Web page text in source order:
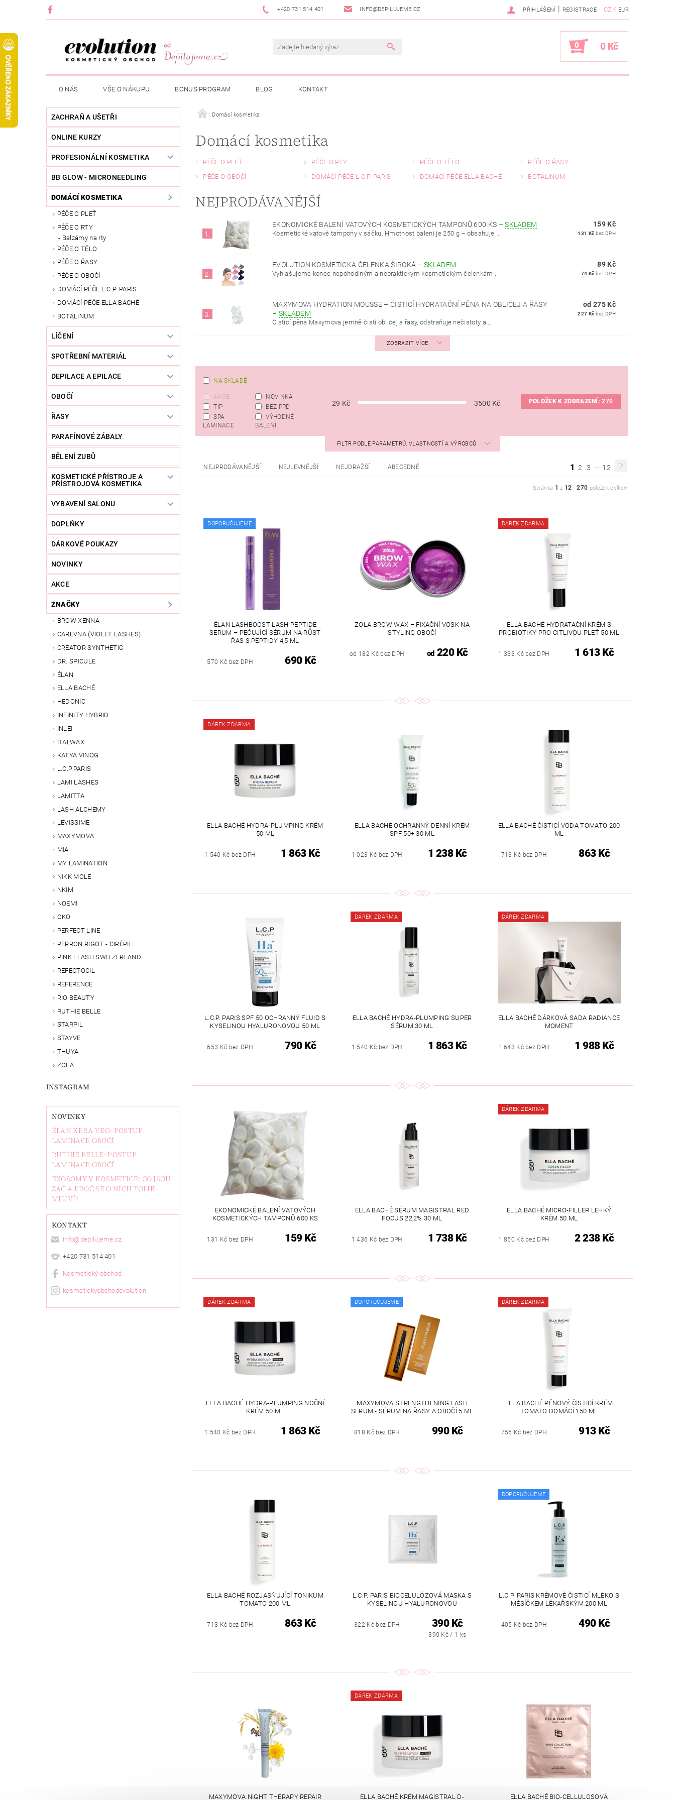
+420 731 514 401 INFO@DEPILUJEME.CZ CZK EUR
PŘIHLÁŠENÍ | REGISTRACE
0 0 Kč
O NÁS VŠE O NÁKUPU BONUS PROGRAM BLOG KONTAKT
ZACHRAŇ A UŠETŘI
ONLINE KURZY
PROFESIONÁLNÍ KOSMETIKA
BB GLOW - MICRONEEDLING
DOMÁCÍ KOSMETIKA
PÉČE O PLEŤ
PÉČE O RTY
Balzámy na rty
PÉČE O TĚLO
PÉČE O ŘASY
PÉČE O OBOČÍ
DOMÁCÍ PÉČE L.C.P. PARIS
DOMÁCÍ PÉČE ELLA BACHÉ
BOTALINUM
LÍČENÍ
SPOTŘEBNÍ MATERIÁL
DEPILACE A EPILACE
OBOČÍ
ŘASY
PARAFÍNOVÉ ZÁBALY
BĚLENÍ ZUBŮ
KOSMETICKÉ PŘÍSTROJE A
PŘÍSTROJOVÁ KOSMETIKA
VYBAVENÍ SALONU
DOPLŇKY
DÁRKOVÉ POUKAZY
NOVINKY
AKCE
ZNAČKY
BROW XENNA
CAREVNA (VIOLET LASHES)
CREATOR SYNTHETIC
DR. SPICULE
ÉLAN
ELLA BACHÉ
HEDONIC
INFINITY HYBRID
INLEI
ITALWAX
KATYA VINOG
L.C.P.PARIS
LAMI LASHES
LAMITTA
LASH ALCHEMY
LEVISSIME
MAXYMOVA
MIA
MY LAMINATION
NIKK MOLE
NKIM
NOEMI
OKO
PERFECT LINE
PERRON RIGOT - CIRÉPIL
PINK FLASH SWITZERLAND
REFECTOCIL
REFERENCE
RIO BEAUTY
RUTHIE BELLE
STARPIL
STAYVE
THUYA
ZOLA
INSTAGRAM
NOVINKY
ÉLAN KERA VEG: POSTUP
LAMINACE OBOČÍ
RUTHIE BELLE: POSTUP
LAMINACE OBOČÍ
EXOSOMY V KOSMETICE: CO JSOU
ZAČ A PROČ SE O NICH TOLIK
MLUVÍ?
KONTAKT
info@depilujeme.cz
+420 731 514 401
Kosmetický obchod
kosmetickyobchodevolution
Domácí kosmetika
Domácí kosmetika
PÉČE O PLEŤ PÉČE O RTY PÉČE O TĚLO
PÉČE O ŘASY
PÉČE O OBOČÍ
DOMÁCÍ PÉČE L.C.P. PARIS DOMÁCÍ PÉČE ELLA BACHÉ BOTALINUM
NEJPRODÁVANĚJŠÍ
1.
EKONOMICKÉ BALENÍ VATOVÝCH KOSMETICKÝCH TAMPONŮ 600 KS –SKLADEM
Kosmetické vatové tampony v sáčku. Hmotnost balení je 250 g – obsahuje...
159 Kč
131 Kč bez DPH
2.
EVOLUTION KOSMETICKÁ ČELENKA ŠIROKÁ –SKLADEM
Vyhlašujeme konec nepohodlným a nepraktickým kosmetickým čelenkám!...
89 Kč
74 Kč bez DPH
3.
MAXYMOVA HYDRATION MOUSSE – ČISTICÍ HYDRATAČNÍ PĚNA NA OBLIČEJ A ŘASY
– SKLADEM
Čisticí pěna Maxymova jemně čistí obličej a řasy, odstraňuje nečistoty a...
od 275 Kč
227 Kč bez DPH
ZOBRAZIT VÍCE
NA SKLADĚ
AKCE
NOVINKA
TIP
BEZ PPD
SPA
LAMINACE
VÝHODNÉ
BALENÍ
29 Kč 3500 Kč POLOŽEK K ZOBRAZENÍ:270
FILTR PODLE PARAMETRŮ, VLASTNOSTÍ A VÝROBCŮ
NEJPRODÁVANĚJŠÍ NEJLEVNĚJŠÍ NEJDRAŽŠÍ ABECEDNĚ 1 2 3 ... 12
Stránka 1 z 12 -270 položek celkem
DOPORUČUJEME
ÉLAN LASHBOOST LASH PEPTIDE
SERUM – PEČUJÍCÍ SÉRUM NA RŮST
ŘAS S PEPTIDY 4,5 ML
570 Kč bez DPH 690 Kč
ZOLA BROW WAX – FIXAČNÍ VOSK NA
STYLING OBOČÍ
od 182 Kč bez DPH od 220 Kč
DÁREK ZDARMA
ELLA BACHÉ HYDRATAČNÍ KRÉM S
PROBIOTIKY PRO CITLIVOU PLEŤ 50 ML
1 333 Kč bez DPH 1 613 Kč
DÁREK ZDARMA
ELLA BACHÉ HYDRA-PLUMPING KRÉM
50 ML
1 540 Kč bez DPH 1 863 Kč
ELLA BACHÉ OCHRANNÝ DENNÍ KRÉM
SPF 50+ 30 ML
1 023 Kč bez DPH 1 238 Kč
ELLA BACHÉ ČISTICÍ VODA TOMATO 200
ML
713 Kč bez DPH 863 Kč
L.C.P. PARIS SPF 50 OCHRANNÝ FLUID S
KYSELINOU HYALURONOVOU 50 ML
653 Kč bez DPH 790 Kč
DÁREK ZDARMA
ELLA BACHÉ HYDRA-PLUMPING SUPER
SÉRUM 30 ML
1 540 Kč bez DPH 1 863 Kč
DÁREK ZDARMA
ELLA BACHÉ DÁRKOVÁ SADA RADIANCE
MOMENT
1 643 Kč bez DPH 1 988 Kč
EKONOMICKÉ BALENÍ VATOVÝCH
KOSMETICKÝCH TAMPONŮ 600 KS
131 Kč bez DPH 159 Kč
ELLA BACHÉ SÉRUM MAGISTRAL RED
FOCUS 22,2% 30 ML
1 436 Kč bez DPH 1 738 Kč
DÁREK ZDARMA
ELLA BACHÉ MICRO-FILLER LEHKÝ
KRÉM 50 ML
1 850 Kč bez DPH 2 238 Kč
DÁREK ZDARMA
ELLA BACHÉ HYDRA-PLUMPING NOČNÍ
KRÉM 50 ML
1 540 Kč bez DPH 1 863 Kč
DOPORUČUJEME
MAXYMOVA STRENGTHENING LASH
SERUM - SÉRUM NA ŘASY A OBOČÍ 5 ML
818 Kč bez DPH 990 Kč
DÁREK ZDARMA
ELLA BACHÉ PĚNOVÝ ČISTICÍ KRÉM
TOMATO DOMÁCÍ 150 ML
755 Kč bez DPH 913 Kč
ELLA BACHÉ ROZJASŇUJÍCÍ TONIKUM
TOMATO 200 ML
713 Kč bez DPH 863 Kč
L.C.P. PARIS BIOCELULÓZOVÁ MASKA S
KYSELINOU HYALURONOVOU
322 Kč bez DPH 390 Kč
390 Kč / 1 ks
DOPORUČUJEME
L.C.P. PARIS KRÉMOVÉ ČISTICÍ MLÉKO S
MĚSÍČKEM LÉKAŘSKÝM 200 ML
405 Kč bez DPH 490 Kč
MAXYMOVA NIGHT THERAPY REPAIR
DÁREK ZDARMA
ELLA BACHÉ KRÉM MAGISTRAL D- ELLA BACHÉ BIO-CELLULOSOVÁ